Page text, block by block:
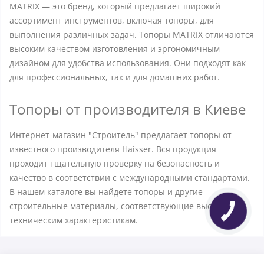
MATRIX — это бренд, который предлагает широкий
ассортимент инструментов, включая топоры, для
выполнения различных задач. Топоры MATRIX отличаются
высоким качеством изготовления и эргономичным
дизайном для удобства использования. Они подходят как
для профессиональных, так и для домашних работ.
Топоры от производителя в Киеве
Интернет-магазин "Строитель" предлагает топоры от
известного производителя Haisser. Вся продукция
проходит тщательную проверку на безопасность и
качество в соответствии с международными стандартами.
В нашем каталоге вы найдете топоры и другие
строительные материалы, соответствующие высоким
техническим характеристикам.